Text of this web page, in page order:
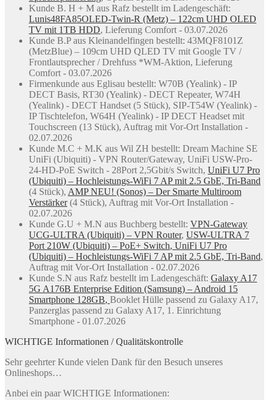
Kunde B. H + M aus Rafz bestellt im Ladengeschäft:
Lunis48FA85OLED-Twin-R (Metz) – 122cm UHD OLED
TV mit 1TB HDD, Lieferung Comfort - 03.07.2026
Kunde B.P aus Kleinandelfingen bestellt: 43MQF8101Z
(MetzBlue) – 109cm UHD QLED TV mit Google TV /
Frontlautsprecher / Drehfuss *WM-Aktion, Lieferung
Comfort - 03.07.2026
Firmenkunde aus Eglisau bestellt: W70B (Yealink) - IP
DECT Basis, RT30 (Yealink) - DECT Repeater, W74H
(Yealink) - DECT Handset (5 Stück), SIP-T54W (Yealink) -
IP Tischtelefon, W64H (Yealink) - IP DECT Headset mit
Touchscreen (13 Stück), Auftrag mit Vor-Ort Installation -
02.07.2026
Kunde M.C + M.K aus Wil ZH bestellt: Dream Machine SE
UniFi (Ubiquiti) - VPN Router/Gateway, UniFi USW-Pro-
24-HD-PoE Switch - 28Port 2,5Gbit/s Switch, UniFi U7 Pro
(Ubiquiti) – Hochleistungs-WiFi 7 AP mit 2.5 GbE, Tri-Band
(4 Stück), AMP NEU! (Sonos) – Der Smarte Multiroom
Verstärker(4 Stück), Auftrag mit Vor-Ort Installation -
02.07.2026
Kunde G.U + M.N aus Buchberg bestellt: VPN-Gateway
UCG-ULTRA (Ubiquiti) – VPN Router, USW-ULTRA 7
Port 210W (Ubiquiti) – PoE+ Switch, UniFi U7 Pro
(Ubiquiti) – Hochleistungs-WiFi 7 AP mit 2.5 GbE, Tri-Band,
Auftrag mit Vor-Ort Installation - 02.07.2026
Kunde S.N aus Rafz bestellt im Ladengeschäft: Galaxy A17
5G A176B Enterprise Edition (Samsung) – Android 15
Smartphone 128GB, Booklet Hülle passend zu Galaxy A17,
Panzerglas passend zu Galaxy A17, 1. Einrichtung
Smartphone - 01.07.2026
WICHTIGE Informationen / Qualitätskontrolle
Sehr geehrter Kunde vielen Dank für den Besuch unseres
Onlineshops…
Anbei ein paar WICHTIGE Informationen: